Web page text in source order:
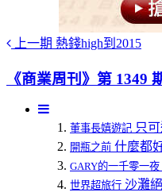
上一期 熱錢high到2015
《商業周刊》第 1349
董事長嬉遊記 只
開瓶之前 什麼都
GARY的一千零一夜
世界超旅行 沙灘